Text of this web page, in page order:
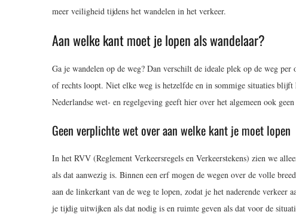
meer veiligheid tijdens het wandelen in het verkeer.
Aan welke kant moet je lopen als wandelaar?
Ga je wandelen op de weg? Dan verschilt de ideale plek op de weg
of rechts loopt. Niet elke weg is hetzelfde en in sommige situaties
Nederlandse wet- en regelgeving geeft hier over het algemeen ook
Geen verplichte wet over aan welke kant je moet lopen
In het RVV (Reglement Verkeersregels en Verkeerstekens) zien we
als dat aanwezig is. Binnen een erf mogen de wegen over de volle
aan de linkerkant van de weg te lopen, zodat je het naderende
je tijdig uitwijken als dat nodig is en ruimte geven als dat voor de